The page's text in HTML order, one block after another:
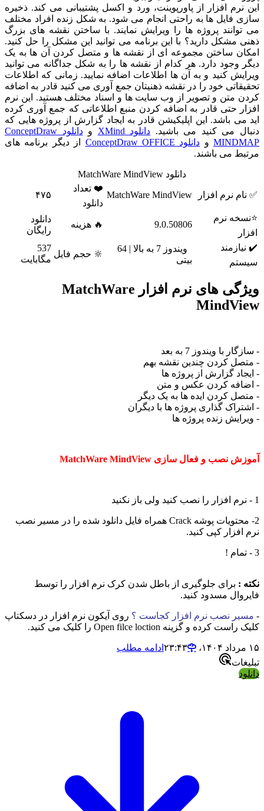
این نرم افزار از پاورپوینت، ورد و اکسل پشتیبانی می کند. ذخیره
سازی فایل ها به راحتی انجام می شود. به شکل زنده افراد مختلف
می توانند پروژه ها را ویرایش نمایند. با ساختن نقشه های بزرگ
ذهنی مشکل دارید؟ با این برنامه می توانید این مشکل را حل کنید.
امکان ساختن مجموعه ای از نقشه ها و متصل کردن آن ها به یک
دیگر وجود دارد. هر کدام از نقشه ها را به شکل جداگانه می توانید
ویرایش کنید و به آن ها اطلاعات اضافه نمایید. زمانی که اطلاعات
تحقیقاتی خود را در نقشه ذهنیتان جمع آوری می کنید قادر به اضافه
کردن متن و تصویر از وب سایت ها و اسناد مختلف هستید. این نرم
افزار حتی قادر به اضافه کردن منبع اطلاعاتی که جمع آوری کرده
اید می باشد. این اپلیکیشن قادر به ایجاد گزارش از پروژه هایی که
دنبال می کنید می باشید. دانلود XMind و
دانلود ConceptDraw
MINDMAP و دانلود ConceptDraw OFFICE
از دیگر برنامه های
مرتبط می باشند.
دانلود MatchWare MindView
✅ نام نرم افزار MatchWare MindView
❤️ تعداد
دانلود
۴۷۵
⭐نسخه نرم
افزار
9.0.50806 🔥 هزینه
دانلود
رایگان
✔️ نیازمند
سیستم
ویندوز 7 به بالا | 64
بیتی
🔆 حجم فایل
537
مگابایت
ویژگی های نرم افزار MatchWare
MindView
- سازگار با ویندوز 7 به بعد
- متصل کردن چندین نقشه بهم
- ایجاد گزارش از پروژه ها
- اضافه کردن عکس و متن
- متصل کردن ایده ها به یک دیگر
- اشتراک گذاری پروژه ها با دیگران
- ویرایش زنده پروژه ها
آموزش نصب و فعال سازی MatchWare MindView
1 - نرم افزار را نصب کنید ولی باز نکنید
2- محتویات پوشه Crack همراه فایل دانلود شده را در مسیر نصب
نرم افزار کپی کنید.
3 - تمام !
نکته : برای جلوگیری از باطل شدن کرک نرم افزار را توسط
فایروال مسدود کنید.
- مسیر نصب نرم افزار کجاست ؟ روی آیکون نرم افزار در دسکتاپ
کلیک راست کرده و گزینه Open filce loction را کلیک می کنید.
۱۵ مرداد ۱۴۰۴،‏ ۲۳:۴۳
ادامه مطلب
تبلیغات
دانلود